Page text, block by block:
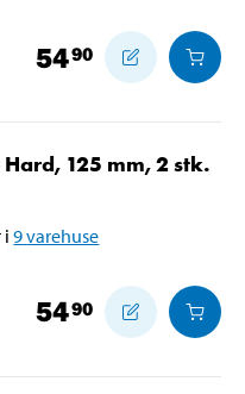
5490
125 mm, 2 stk.
i 9varehuse
5490